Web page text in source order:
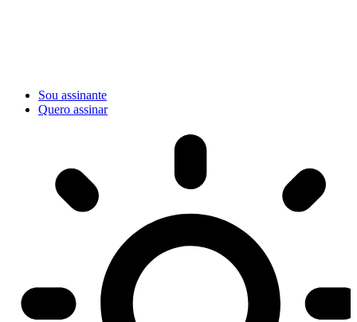
Sou assinante
Quero assinar